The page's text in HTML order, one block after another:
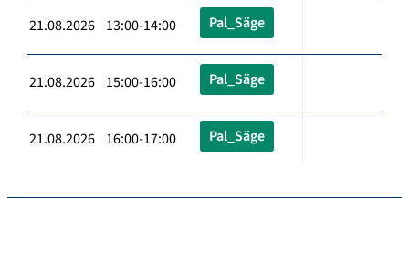
21.08.2026 13:00-14:00 Pal_Säge
21.08.2026 15:00-16:00 Pal_Säge
21.08.2026 16:00-17:00 Pal_Säge